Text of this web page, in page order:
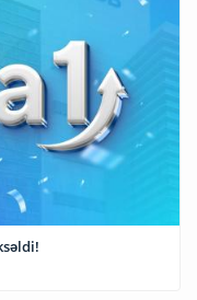
maksimuma yüksəldi!